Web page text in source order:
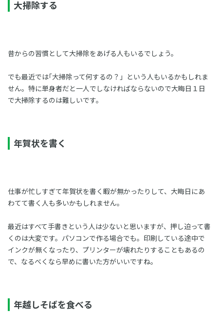
大掃除する
昔からの習慣として大掃除をあげる人もいるでしょう。
でも最近では｢大掃除って何するの？」という人もいるかもしれま
せん。特に単身者だと一人でしなければならないので大晦日１日
で大掃除するのは難しいです。
年賀状を書く
仕事が忙しすぎて年賀状を書く暇が無かったりして、大晦日にあ
わてて書く人も多いかもしれません。
最近はすべて手書きという人は少ないと思いますが、押し迫って書
くのは大変です。パソコンで作る場合でも。印刷している途中で
インクが無くなったり、プリンターが壊れたりすることもあるの
で、なるべくなら早めに書いた方がいいですね。
年越しそばを食べる